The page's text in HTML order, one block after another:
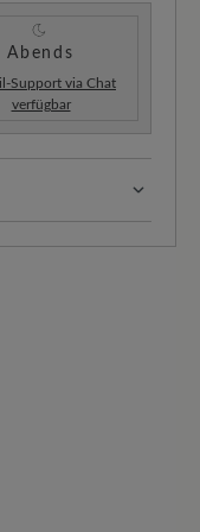
Abends
Support via Chat
verfügbar